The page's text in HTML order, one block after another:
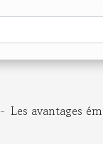
Les avantages